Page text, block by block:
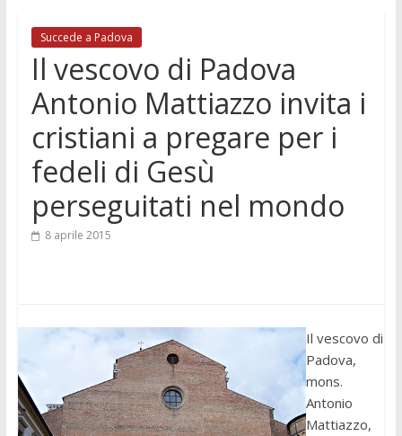
Succede a Padova
Il vescovo di Padova
Antonio Mattiazzo invita i
cristiani a pregare per i
fedeli di Gesù
perseguitati nel mondo
8 aprile 2015
Il vescovo di
Padova,
mons.
Antonio
Mattiazzo,